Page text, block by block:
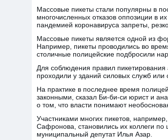
Массовые пикеты стали популярны в
многочисленных отказов оппозиции в
пандемией коронавируса запреты,
Массовые пикеты является одной из
Например, пикеты проводились во
столичные полицейские подбросили
Для соблюдения правил пикетирования
проходили у зданий силовых служб или
На практике в последнее время
законными, сказал Би-би-си юрист и
о том, что власти понимают
Участниками многих пикетов,
Сафронова, становились их коллеги по
муниципальный депутат Илья Азар.